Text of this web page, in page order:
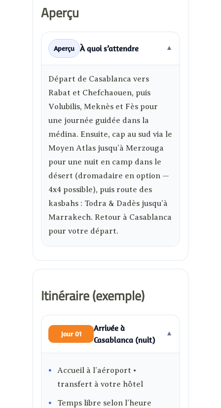
Aperçu
Aperçu À quoi s’attendre ▼
Départ de Casablanca vers
Rabat et Chefchaouen, puis
Volubilis, Meknès et Fès pour
une journée guidée dans la
médina. Ensuite, cap au sud via le
Moyen Atlas jusqu’à Merzouga
pour une nuit en camp dans le
désert (dromadaire en option —
4x4 possible), puis route des
kasbahs : Todra & Dadès jusqu’à
Marrakech. Retour à Casablanca
pour votre départ.
Itinéraire (exemple)
Jour 01
Arrivée à
Casablanca (nuit)
▼
Accueil à l’aéroport •
transfert à votre hôtel
Temps libre selon l’heure